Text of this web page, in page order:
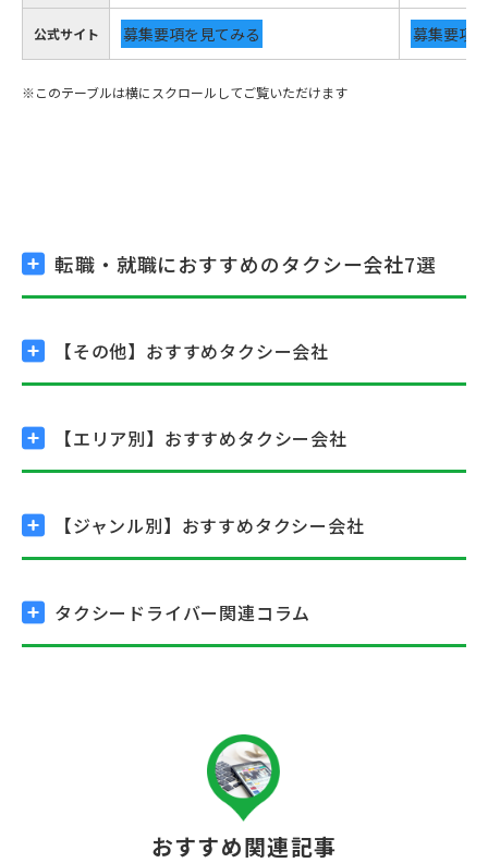
公式サイト 募集要項を見てみる 募集要項
転職・就職におすすめのタクシー会社7選
【その他】 おすすめタクシー会社
【エリア別】 おすすめタクシー会社
【ジャンル別】 おすすめタクシー会社
タクシードライバー関連コラム
おすすめ関連記事